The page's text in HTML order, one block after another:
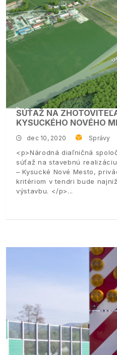
SÚŤAŽ NA
KYSUCKÉHO NOVÉHO
dec 10, 2020 Správy
<p>Národná diaľničná
súťaž na stavebnú
– Kysucké Nové Mesto,
kritériom v tendri bude
výstavbu. </p>